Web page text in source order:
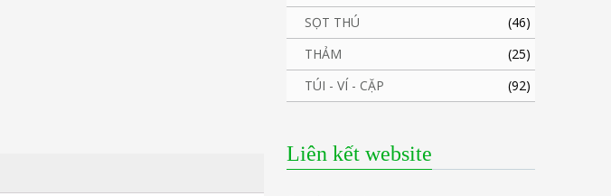
SỌT THÚ
(46)
THẢM
(25)
TÚI - VÍ - CẶP
(92)
Liên kết website